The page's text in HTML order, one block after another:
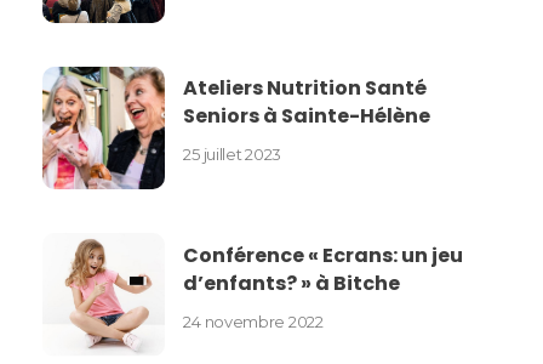
Ateliers Nutrition Santé
Seniors à Sainte-Hélène
25 juillet 2023
Conférence « Ecrans: un jeu
d’enfants? » à Bitche
24 novembre 2022